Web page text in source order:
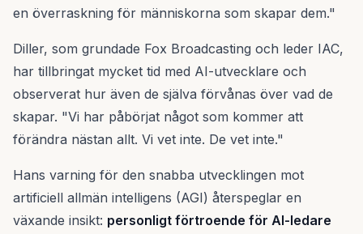
en överraskning för människorna som skapar dem."
Diller, som grundade Fox Broadcasting och leder IAC,
har tillbringat mycket tid med AI-utvecklare och
observerat hur även de själva förvånas över vad de
skapar. "Vi har påbörjat något som kommer att
förändra nästan allt. Vi vet inte. De vet inte."
Hans varning för den snabba utvecklingen mot
artificiell allmän intelligens (AGI) återspeglar en
växande insikt: personligt förtroende för AI-ledare